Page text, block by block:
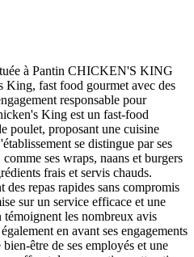
à Pantin CHICKEN'S KING
fast food gourmet avec des
responsable pour
King est un fast-food
poulet, proposant une cuisine
se distingue par ses
ses wraps, naans et burgers
frais et servis chauds.
repas rapides sans compromis
sur un service efficace et une
les nombreux avis
en avant ses engagements
être de ses employés et une